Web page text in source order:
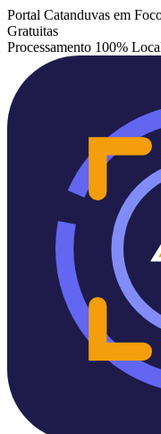
Portal Catanduvas em
Gratuitas
Processamento 100%